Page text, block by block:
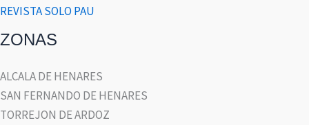
REVISTA SOLO PAU
ZONAS
ALCALA DE HENARES
SAN FERNANDO DE HENARES
TORREJON DE ARDOZ